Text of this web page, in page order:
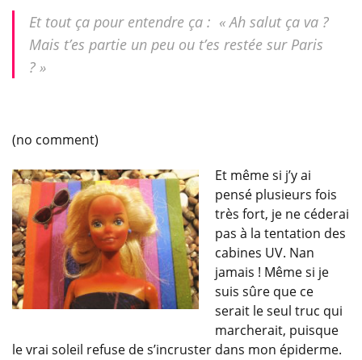
Et tout ça pour entendre ça : « Ah salut ça va ?
Mais t’es partie un peu ou t’es restée sur Paris
? »
(no comment)
Et même si j’y ai
pensé plusieurs fois
très fort, je ne céderai
pas à la tentation des
cabines UV. Nan
jamais ! Même si je
suis sûre que ce
serait le seul truc qui
marcherait, puisque
le vrai soleil refuse de s’incruster dans mon épiderme.